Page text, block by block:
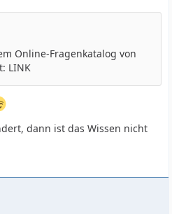
Online-Fragenkatalog von
LINK
dann ist das Wissen nicht